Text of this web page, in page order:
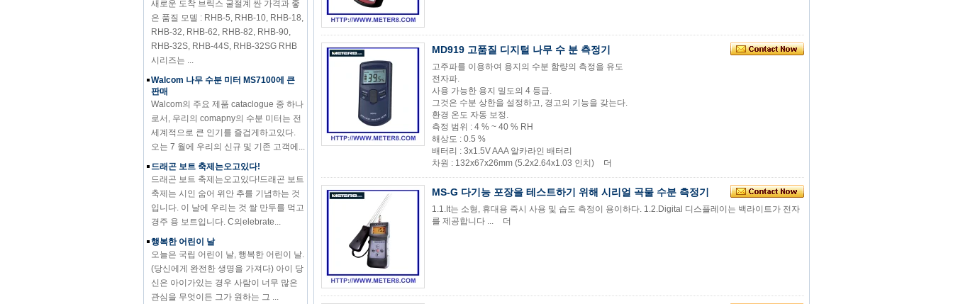
은 품질 모델 : RHB-5, RHB-10, RHB-18,
RHB-32, RHB-62, RHB-82, RHB-90,
RHB-32S, RHB-44S, RHB-32SG RHB
시리즈는 ...
판매
Walcom의 주요 제품 cataclogue 중 하나
로서, 우리의 comapny의 수분 미터는 전
세계적으로 큰 인기를 즐겁게하고있다.
오는 7 월에 우리의 신규 및 기존 고객에...
드래곤 보트 축제는오고있다!드래곤 보트
축제는 시인 숨어 위안 추를 기념하는 것
입니다. 이 날에 우리는 것 쌀 만두를 먹고
경주 용 보트입니다. C의elebrate...
오늘은 국립 어린이 날, 행복한 어린이 날.
(당신에게 완전한 생명을 가져다) 아이 당
신은 아이가있는 경우 사람이 너무 많은
관심을 무엇이든 그가 원하는 그 ...
MD919 고품질 디지털 나무 수 분 측정기
고주파를 이용하여 용지의 수분 함량의 측정을 유도
전자파.
사용 가능한 용지 밀도의 4 등급.
그것은 수분 상한을 설정하고, 경고의 기능을 갖는다.
환경 온도 자동 보정.
측정 범위 : 4 % ~ 40 % RH
해상도 : 0.5 %
배터리 : 3x1.5V AAA 알카라인 배터리
차원 : 132x67x26mm (5.2x2.64x1.03 인치)
더
MS-G 다기능 포장을 테스트하기 위해 시리얼 곡물 수분 측정기
1.1.It는 소형, 휴대용 즉시 사용 및 습도 측정이 용이하다. 1.2.Digital 디스플레이는 백라이트가 전자
를 제공합니다 ...
더